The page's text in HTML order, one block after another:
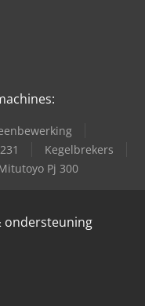
Kegelbrekers
Pj 300
ondersteuning